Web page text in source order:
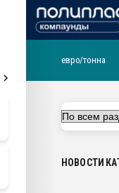
28.07.2026
Всё, что касается
евро/тонна
НОВОСТИ